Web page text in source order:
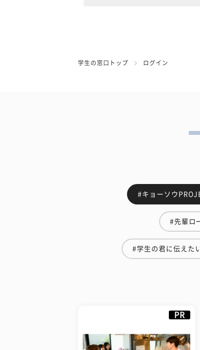
学生の窓口トップ ログイン
#キョーソウ
#先輩ロ
#学生の君に伝えた
PR